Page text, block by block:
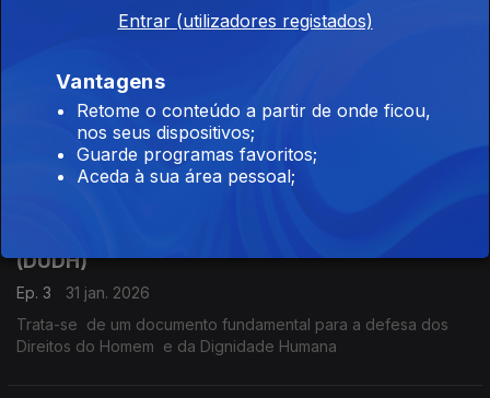
de trabalho subordinado quando usam recibos verdes para
iludir um verdadeiro contrato de trabalho
Alterações à lei de estrangeiros
07 fev. 2026
Lei que alterou o Regime Jridico de Entrada, Permaneência e
Expulsão de Estrangeiros do Território Nacional
(DUDH)
Ep. 3
31 jan. 2026
Trata-se de um documento fundamental para a defesa dos
Direitos do Homem e da Dignidade Humana
Entrar (utilizadores registados)
Vantagens
Retome o conteúdo a partir de onde ficou,
nos seus dispositivos;
Guarde programas favoritos;
Aceda à sua área pessoal;